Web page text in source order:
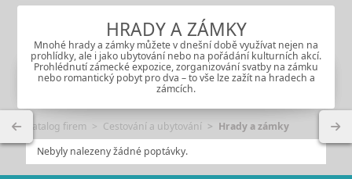
HRADY A ZÁMKY
Mnohé hrady a zámky můžete v dnešní době využívat nejen na
prohlídky, ale i jako ubytování nebo na pořádání kulturních akcí.
Prohlédnutí zámecké expozice, zorganizování svatby na zámku
nebo romantický pobyt pro dva – to vše lze zažít na hradech a
zámcích.
Katalog firem Cestování a ubytování
Hrady a zámky
Nebyly nalezeny žádné poptávky.